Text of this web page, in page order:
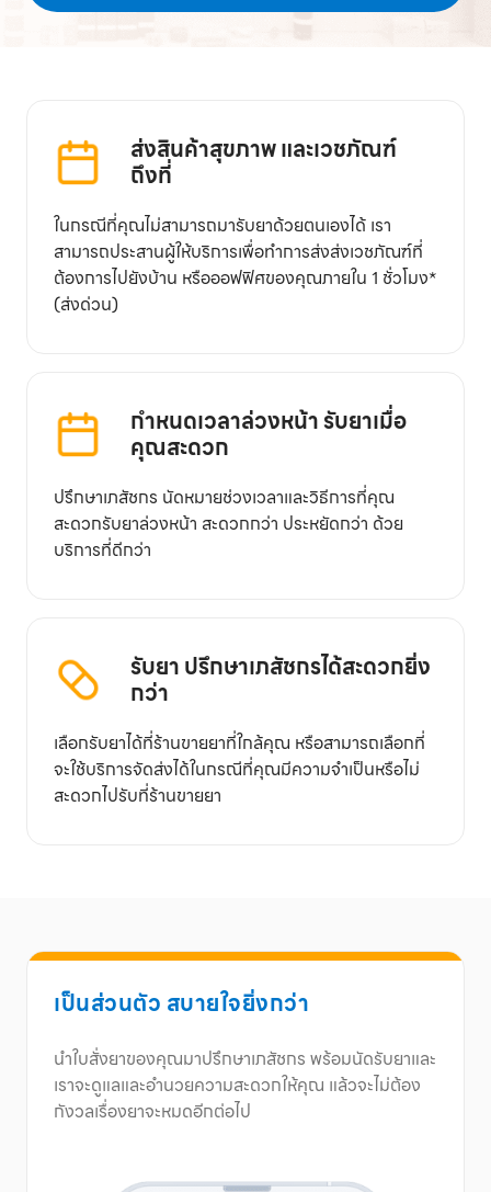
ส่งสินค้าสุขภาพ และเวชภัณฑ์
ถึงที่
ในกรณีที่คุณไม่สามารถมารับยาด้วยตนเองได้ เรา
สามารถประสานผู้ให้บริการเพื่อทำการส่งส่งเวชภัณฑ์ที่
ต้องการไปยังบ้าน หรือออฟฟิศของคุณภายใน 1 ชั่วโมง*
(ส่งด่วน)
กำหนดเวลาล่วงหน้า รับยาเมื่อ
คุณสะดวก
ปรึกษาเภสัชกร นัดหมายช่วงเวลาและวิธีการที่คุณ
สะดวกรับยาล่วงหน้า สะดวกกว่า ประหยัดกว่า ด้วย
บริการที่ดีกว่า
รับยา ปรึกษาเภสัชกรได้สะดวกยิ่ง
กว่า
เลือกรับยาได้ที่ร้านขายยาที่ใกล้คุณ หรือสามารถเลือกที่
จะใช้บริการจัดส่งได้ในกรณีที่คุณมีความจำเป็นหรือไม่
สะดวกไปรับที่ร้านขายยา
เป็นส่วนตัว สบายใจยิ่งกว่า
นำใบสั่งยาของคุณมาปรึกษาเภสัชกร พร้อมนัดรับยาและ
เราจะดูแลและอำนวยความสะดวกให้คุณ แล้วจะไม่ต้อง
กังวลเรื่องยาจะหมดอีกต่อไป